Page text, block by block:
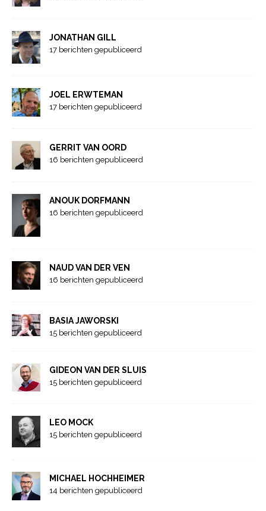
JONATHAN GILL
17 berichten gepubliceerd
JOEL ERWTEMAN
17 berichten gepubliceerd
GERRIT VAN OORD
16 berichten gepubliceerd
ANOUK DORFMANN
16 berichten gepubliceerd
NAUD VAN DER VEN
16 berichten gepubliceerd
BASIA JAWORSKI
15 berichten gepubliceerd
GIDEON VAN DER SLUIS
15 berichten gepubliceerd
LEO MOCK
15 berichten gepubliceerd
MICHAEL HOCHHEIMER
14 berichten gepubliceerd